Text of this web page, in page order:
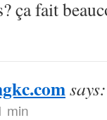
ça fait
says:
min